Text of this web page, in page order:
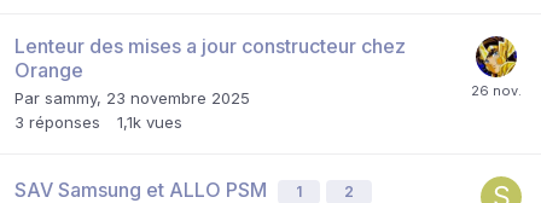
Lenteur des mises a jour constructeur chez
Orange
Par sammy, 23 novembre 2025
3 réponses 1,1k vues
SAV Samsung et ALLO PSM 1 2